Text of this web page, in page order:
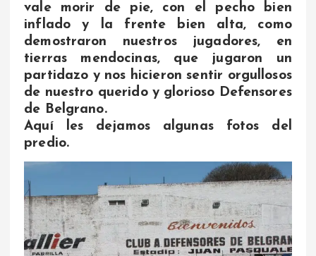
vale morir de pie, con el pecho bien
inflado y la frente bien alta, como
demostraron nuestros jugadores, en
tierras mendocinas, que jugaron un
partidazo y nos hicieron sentir orgullosos
de nuestro querido y glorioso Defensores
de Belgrano.
Aquí les dejamos algunas fotos del
predio.